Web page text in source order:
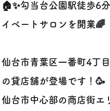
🏠✨勾当台公園駅徒歩6
イベートサロンを開業🌈
仙台市青葉区一番町4丁
の貸店舗が登場です！🥳
仙台市中心部の商店街エ